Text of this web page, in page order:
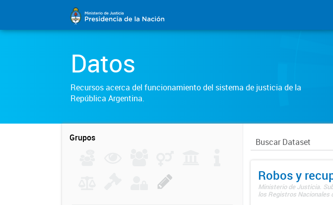
Datos
Recursos acerca del funcionamiento del sistema de justicia de la
República Argentina.
Grupos
Robos y
Ministerio de Justicia.
los Registros Nacionales